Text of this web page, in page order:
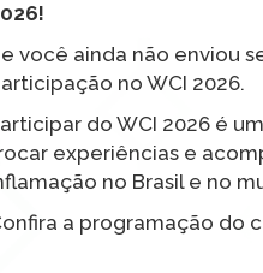
você ainda não enviou
no WCI 2026.
do WCI 2026 é
experiências e
no Brasil e no
a programação do